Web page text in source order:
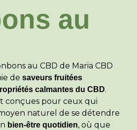
au
au CBD de Maria CBD
de saveurs fruitées
calmantes du CBD.
conçues pour ceux qui
naturel de se détendre
bien-être quotidien, où que